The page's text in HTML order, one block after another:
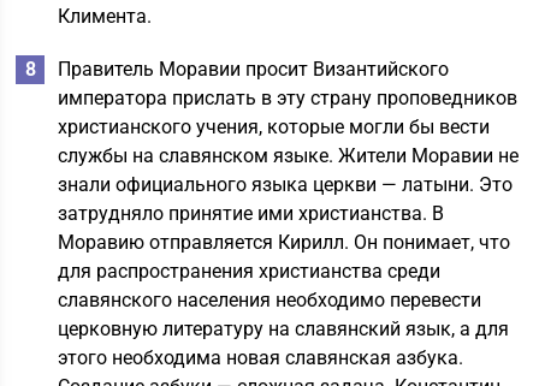
Климента.
Правитель Моравии просит Византийского
императора прислать в эту страну проповедников
христианского учения, которые могли бы вести
службы на славянском языке. Жители Моравии не
знали официального языка церкви — латыни. Это
затрудняло принятие ими христианства. В
Моравию отправляется Кирилл. Он понимает, что
для распространения христианства среди
славянского населения необходимо перевести
церковную литературу на славянский язык, а для
этого необходима новая славянская азбука.